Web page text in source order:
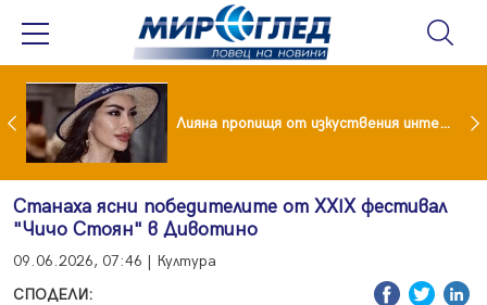
Лияна пропищя от изкуствения интелект Драма вместо щастие: Звезда от "Татковци" е в болница с високорискова бременност
Станаха ясни победителите от ХХIХ фестивал
"Чичо Стоян" в Дивотино
09.06.2026, 07:46 | Култура
СПОДЕЛИ: